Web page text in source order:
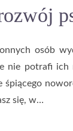
osób
nie potrafi
się, w…